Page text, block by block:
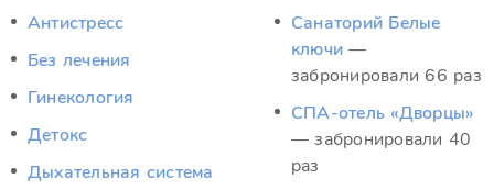
Антистресс
Без лечения
Гинекология
Детокс
Дыхательная система
Санаторий Белые
ключи —
забронировали 66 раз
СПА-отель «Дворцы»
— забронировали 40
раз